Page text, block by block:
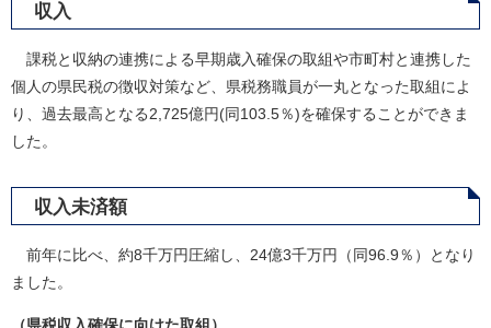
収入
課税と収納の連携による早期歳入確保の取組や市町村と連携した
個人の県民税の徴収対策など、県税務職員が一丸となった取組によ
り、過去最高となる2,725億円(同103.5％)を確保することができま
した。
収入未済額
前年に比べ、約8千万円圧縮し、24億3千万円（同96.9％）となり
ました。